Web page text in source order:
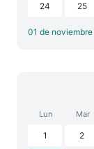
24 25
01 de noviembre
Lun Mar
1 2